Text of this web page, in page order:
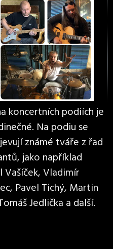
koncertních podiích je
Na podiu se
známé tváře z řad
jako například
Vašíček, Vladimír
Pavel Tichý, Martin
Jedlička a další.